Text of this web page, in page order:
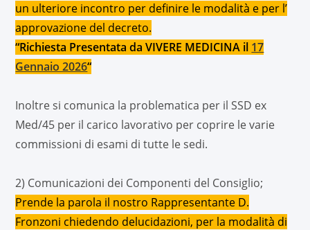
un ulteriore incontro per definire le modalità e per l’
approvazione del decreto.
“Richiesta Presentata da VIVERE MEDICINA il 17
Gennaio 2026“
Inoltre si comunica la problematica per il SSD ex
Med/45 per il carico lavorativo per coprire le varie
commissioni di esami di tutte le sedi.
2) Comunicazioni dei Componenti del Consiglio;
Prende la parola il nostro Rappresentante D.
Fronzoni chiedendo delucidazioni, per la modalità di